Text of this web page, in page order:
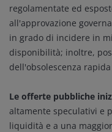
regolamentate ed
all'approvazione
in grado di incidere in
disponibilità; inoltre,
dell'obsolescenza
Le offerte pubbliche
altamente speculativi e
liquidità e a una